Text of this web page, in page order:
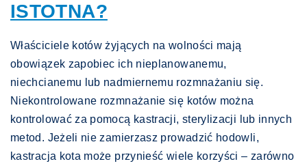
ISTOTNA?
Właściciele kotów żyjących na wolności mają
obowiązek zapobiec ich nieplanowanemu,
niechcianemu lub nadmiernemu rozmnażaniu się.
Niekontrolowane rozmnażanie się kotów można
kontrolować za pomocą kastracji, sterylizacji lub innych
metod. Jeżeli nie zamierzasz prowadzić hodowli,
kastracja kota może przynieść wiele korzyści – zarówno